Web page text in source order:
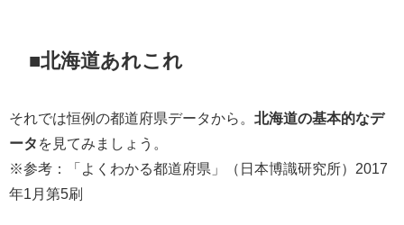
■北海道あれこれ
それでは恒例の都道府県データから。 北海道の基本的なデ
ータ を見てみましょう。
※参考：「よくわかる都道府県」（日本博識研究所）2017
年1月第5刷